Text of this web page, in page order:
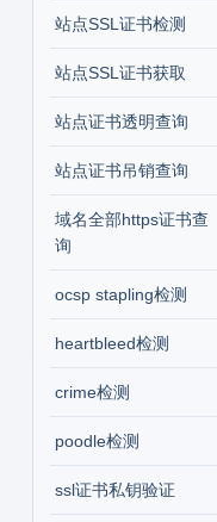
站点SSL证书检测
站点SSL证书获取
站点证书透明查询
站点证书吊销查询
域名全部https证书查
询
ocsp stapling检测
heartbleed检测
crime检测
poodle检测
ssl证书私钥验证